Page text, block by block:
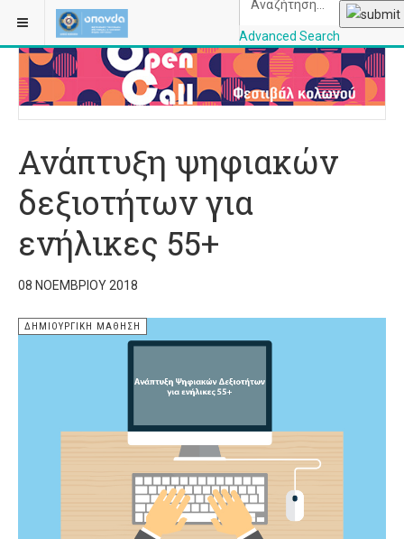
Advanced Search
ΒΡΊΣΚΕΣΤΕ ΕΔΏ: ΑΡΧΙΚΉ
Ανάπτυξη ψηφιακών
δεξιοτήτων για
ενήλικες 55+
08 ΝΟΕΜΒΡΊΟΥ 2018
ΔΗΜΙΟΥΡΓΙΚΉ ΜΆΘΗΣΗ